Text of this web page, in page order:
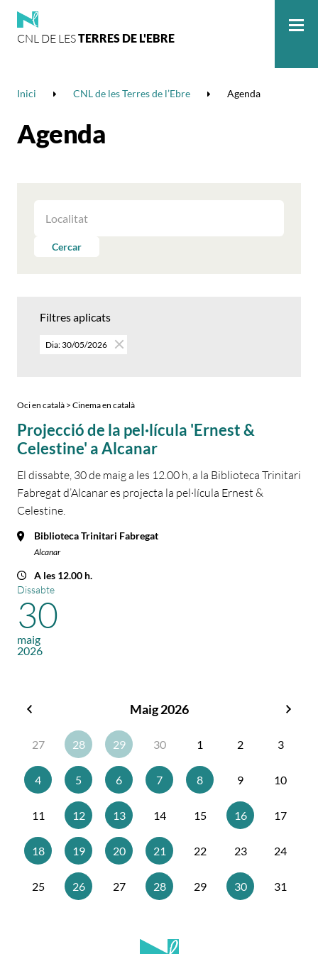
CNL DE LESTERRES DE L'EBRE
Inici CNL de les Terres de l’Ebre Agenda
Agenda
LES
PERCercar
Filtres aplicats
Dia: 30/05/2026
Oci en català > Cinema en català
Projecció de la pel·lícula 'Ernest &
Celestine' a Alcanar
El dissabte, 30 de maig a les 12.00 h, a la Biblioteca Trinitari
Fabregat d’Alcanar es projecta la pel·lícula Ernest &
Celestine.
Biblioteca Trinitari Fabregat
Alcanar
A les 12.00 h.
Dissabte
30
maig
2026
Maig 2026
27
28 29 30 1 2 3
4 5 6 7 8 9 10
11 12 13 14 15 16 17
18 19 20 21 22 23 24
25 26 27 28 29 30 31